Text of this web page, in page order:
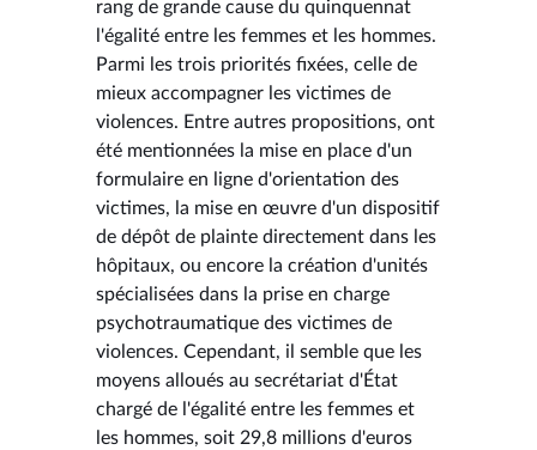
rang de grande cause du quinquennat
l'égalité entre les femmes et les hommes.
Parmi les trois priorités fixées, celle de
mieux accompagner les victimes de
violences. Entre autres propositions, ont
été mentionnées la mise en place d'un
formulaire en ligne d'orientation des
victimes, la mise en œuvre d'un dispositif
de dépôt de plainte directement dans les
hôpitaux, ou encore la création d'unités
spécialisées dans la prise en charge
psychotraumatique des victimes de
violences. Cependant, il semble que les
moyens alloués au secrétariat d'État
chargé de l'égalité entre les femmes et
les hommes, soit 29,8 millions d'euros